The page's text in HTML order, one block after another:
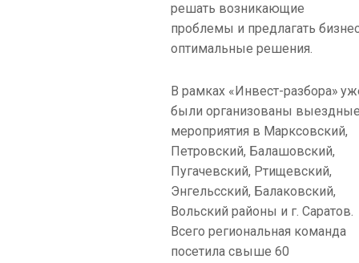
решать возникающие
проблемы и предлагать
оптимальные решения.
В рамках «Инвест-разбора»
были организованы
мероприятия в Марксовский,
Петровский, Балашовский,
Пугачевский, Ртищевский,
Энгельсский, Балаковский,
Вольский районы и г. Саратов.
Всего региональная команда
посетила свыше 60